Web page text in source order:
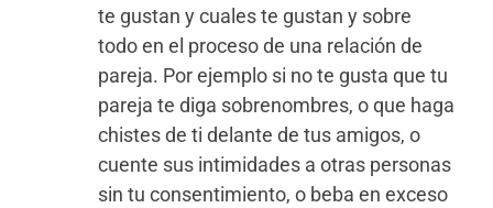
te gustan y cuales te gustan y sobre
todo en el proceso de una relación de
pareja. Por ejemplo si no te gusta que tu
pareja te diga sobrenombres, o que haga
chistes de ti delante de tus amigos, o
cuente sus intimidades a otras personas
sin tu consentimiento, o beba en exceso